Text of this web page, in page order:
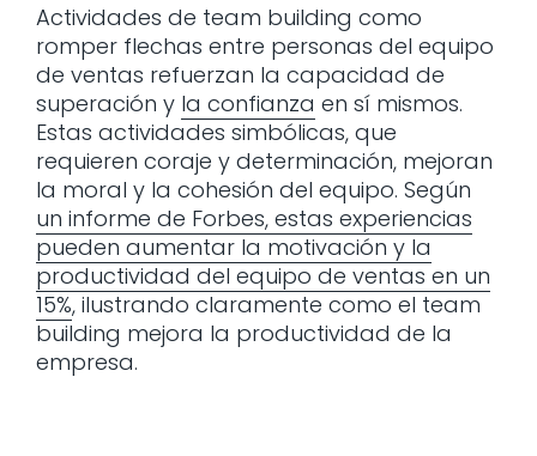
Actividades de team building como
romper flechas entre personas del equipo
de ventas refuerzan la capacidad de
superación y la confianza en sí mismos.
Estas actividades simbólicas, que
requieren coraje y determinación, mejoran
la moral y la cohesión del equipo. Según
un informe de Forbes, estas experiencias
pueden aumentar la motivación y la
productividad del equipo de ventas en un
15%, ilustrando claramente como el team
building mejora la productividad de la
empresa.